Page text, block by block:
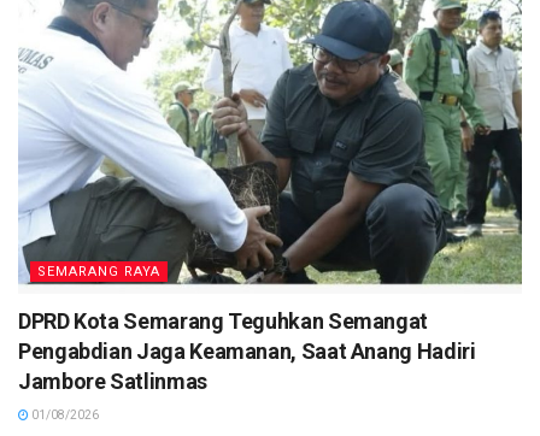
SEMARANG RAYA
DPRD Kota Semarang Teguhkan Semangat
Pengabdian Jaga Keamanan, Saat Anang Hadiri
Jambore Satlinmas
01/08/2026